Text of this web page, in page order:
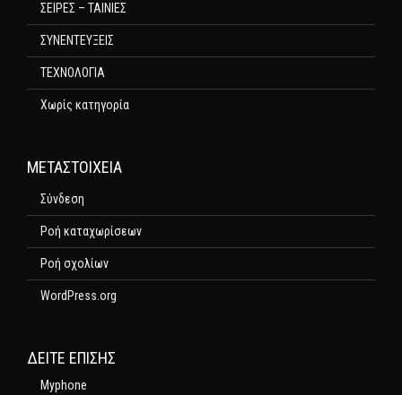
ΣΕΙΡΕΣ – ΤΑΙΝΙΕΣ
ΣΥΝΕΝΤΕΥΞΕΙΣ
ΤΕΧΝΟΛΟΓΙΑ
Χωρίς κατηγορία
ΜΕΤΑΣΤΟΙΧΕΊΑ
Σύνδεση
Ροή καταχωρίσεων
Ροή σχολίων
WordPress.org
ΔΕΊΤΕ ΕΠΊΣΗΣ
Myphone